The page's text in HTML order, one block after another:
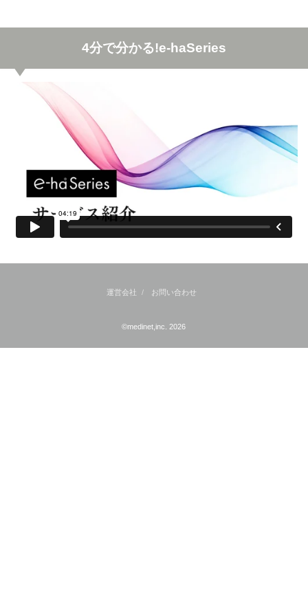
4分で分かる!e-haSeries
運営会社 お問い合わせ
©medinet,inc. 2026